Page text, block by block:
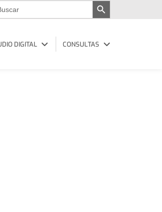
DIGITAL CONSULTAS